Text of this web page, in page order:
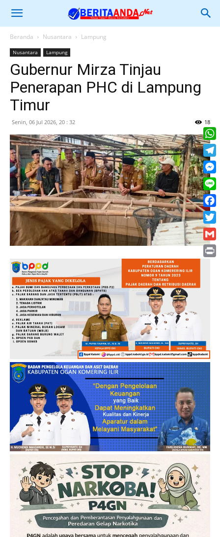
Beranda Nusantara Lampung
Nusantara Lampung
Gubernur Mirza Tinjau
Penerapan PHC di Lampung
Timur
Senin, 06 Jul 2026, 20 : 32 18
Line